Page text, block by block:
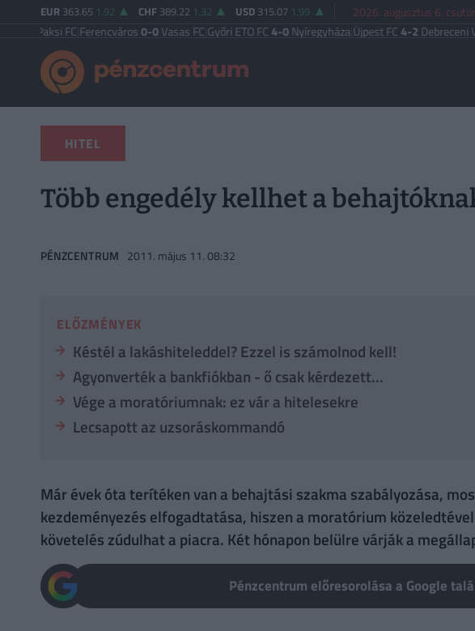
EUR 363.65 1.92 CHF 389.22 1.32 USD 315.07 1.99 2026. augusztus 6.
Ferencváros0-0Vasas FC|Győri ETO FC4-0Nyíregyháza|Újpest FC4-2Debreceni VSC|
HITEL
Több engedély kellhet a
PÉNZCENTRUM 2011. május 11. 08:32
ELŐZMÉNYEK
Késtél a lakáshiteleddel? Ezzel is számolnod kell!
Agyonverték a bankfiókban - ő csak kérdezett...
Vége a moratóriumnak: ez vár a hitelesekre
Lecsapott az uzsoráskommandó
Már évek óta terítéken van a behajtási szakma szabályozása,
kezdeményezés elfogadtatása, hiszen a moratórium
követelés zúdulhat a piacra. Két hónapon belülre várják a
Pénzcentrum előresorolása a Google